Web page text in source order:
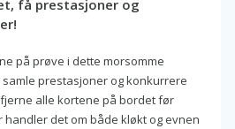
få prestasjoner og
på prøve i dette morsomme
prestasjoner og konkurrere
alle kortene på bordet før
handler det om både kløkt og evnen